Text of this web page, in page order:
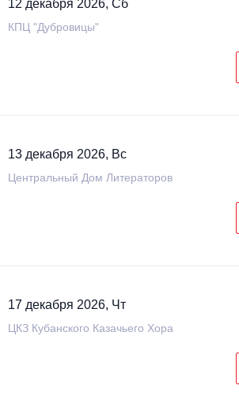
12 декабря 2026, Сб
КПЦ "Дубровицы"
13 декабря 2026, Вс
Центральный Дом Литераторов
17 декабря 2026, Чт
ЦКЗ Кубанского Казачьего Хора